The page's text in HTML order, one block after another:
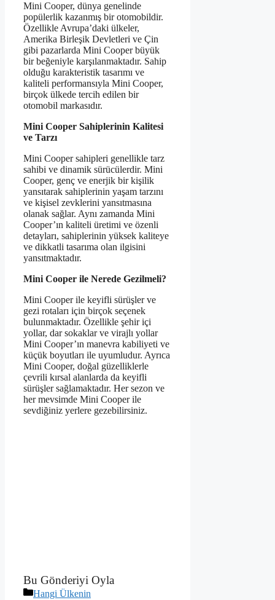
Mini Cooper, dünya genelinde
popülerlik kazanmış bir otomobildir.
Özellikle Avrupa’daki ülkeler,
Amerika Birleşik Devletleri ve Çin
gibi pazarlarda Mini Cooper büyük
bir beğeniyle karşılanmaktadır. Sahip
olduğu karakteristik tasarımı ve
kaliteli performansıyla Mini Cooper,
birçok ülkede tercih edilen bir
otomobil markasıdır.
Mini Cooper Sahiplerinin Kalitesi
ve Tarzı
Mini Cooper sahipleri genellikle tarz
sahibi ve dinamik sürücülerdir. Mini
Cooper, genç ve enerjik bir kişilik
yansıtarak sahiplerinin yaşam tarzını
ve kişisel zevklerini yansıtmasına
olanak sağlar. Aynı zamanda Mini
Cooper’ın kaliteli üretimi ve özenli
detayları, sahiplerinin yüksek kaliteye
ve dikkatli tasarıma olan ilgisini
yansıtmaktadır.
Mini Cooper ile Nerede Gezilmeli?
Mini Cooper ile keyifli sürüşler ve
gezi rotaları için birçok seçenek
bulunmaktadır. Özellikle şehir içi
yollar, dar sokaklar ve virajlı yollar
Mini Cooper’ın manevra kabiliyeti ve
küçük boyutları ile uyumludur. Ayrıca
Mini Cooper, doğal güzelliklerle
çevrili kırsal alanlarda da keyifli
sürüşler sağlamaktadır. Her sezon ve
her mevsimde Mini Cooper ile
sevdiğiniz yerlere gezebilirsiniz.
Bu Gönderiyi Oyla
Kategoriler
Hangi Ülkenin